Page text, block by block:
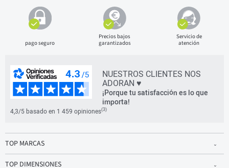
pago seguro
Precios bajos
garantizados
Servicio de
atención
NUESTROS CLIENTES NOS
ADORAN ♥
¡Porque tu satisfacción es lo que
importa!
4,3/5 basado en 1 459 opiniones(3)
TOP MARCAS
TOP DIMENSIONES